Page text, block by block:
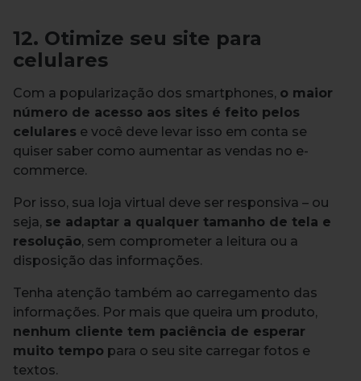
12. Otimize seu site para
celulares
Com a popularização dos smartphones, o maior
número de acesso aos sites é feito pelos
celulares e você deve levar isso em conta se
quiser saber como aumentar as vendas no e-
commerce.
Por isso, sua loja virtual deve ser responsiva – ou
seja, se adaptar a qualquer tamanho de tela e
resolução, sem comprometer a leitura ou a
disposição das informações.
Tenha atenção também ao carregamento das
informações. Por mais que queira um produto,
nenhum cliente tem paciência de esperar
muito tempo para o seu site carregar fotos e
textos.